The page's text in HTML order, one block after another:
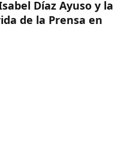
Díaz Ayuso y la
de la Prensa en